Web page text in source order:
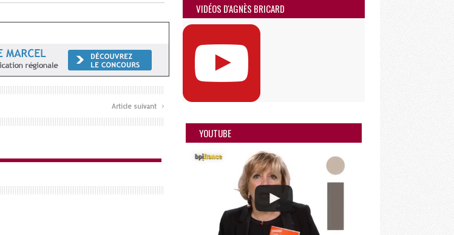
Article suivant ›
VIDÉOS D'AGNÈS BRICARD
YOUTUBE